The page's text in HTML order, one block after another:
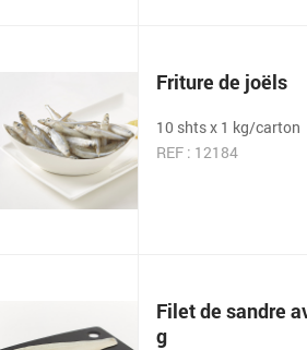
Friture de joëls
10 shts x 1 kg/carton
REF : 12184
Filet de sandre
g